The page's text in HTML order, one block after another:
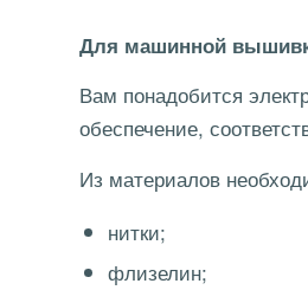
Для машинной
Вам понадобится
обеспечение,
Из материалов
нитки;
флизелин;